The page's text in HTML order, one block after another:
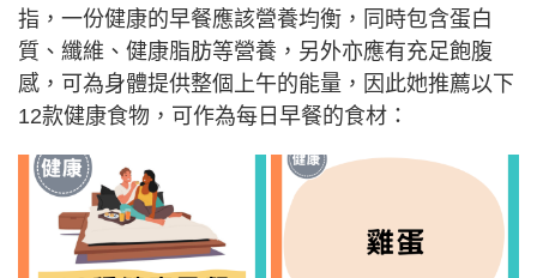
指，一份健康的早餐應該營養均衡，同時包含蛋白
質、纖維、健康脂肪等營養，另外亦應有充足飽腹
感，可為身體提供整個上午的能量，因此她推薦以下
12款健康食物，可作為每日早餐的食材：